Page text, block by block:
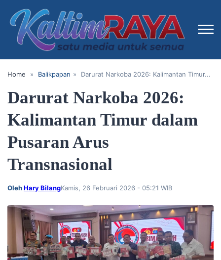
Home » Balikpapan » ​Darurat Narkoba 2026: Kalimantan Timur...
​Darurat Narkoba 2026:
Kalimantan Timur dalam
Pusaran Arus
Transnasional
OlehHary BilangKamis, 26 Februari 2026 - 05:21 WIB